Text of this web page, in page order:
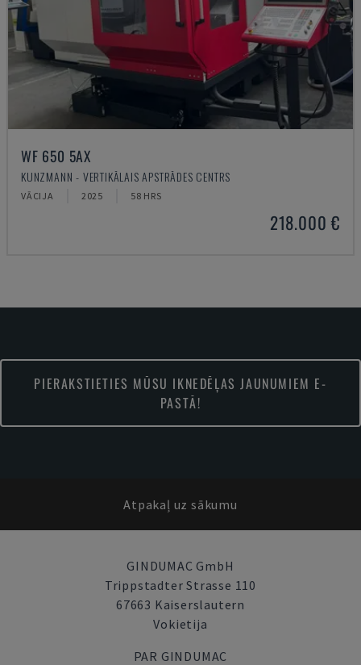
WF 650 5AX
KUNZMANN - VERTIKĀLAIS APSTRĀDES CENTRS
VĀCIJA 2025 58 HRS
218.000 €
PIERAKSTIETIES MŪSU IKNEDĒĻAS JAUNUMIEM E-
PASTĀ!
Atpakaļ uz sākumu
GINDUMAC GmbH
Trippstadter Strasse 110
67663 Kaiserslautern
Vokietija
PAR GINDUMAC